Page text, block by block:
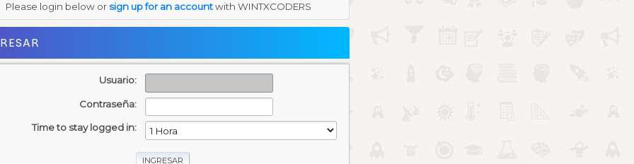
Please login below or sign up for an accountwith WINTXCODERS
Usuario:
Contraseña:
Time to stay logged in: